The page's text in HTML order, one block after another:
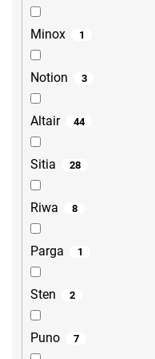
Minox 1
Notion 3
Altair 44
Sitia 28
Riwa 8
Parga 1
Sten 2
Puno 7